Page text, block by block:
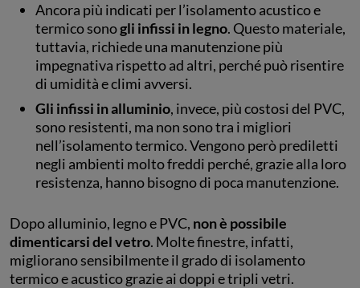
Ancora più indicati per l’isolamento acustico e
termico sonogli infissi in legno. Questo materiale,
tuttavia, richiede una manutenzione più
impegnativa rispetto ad altri, perché può risentire
di umidità e climi avversi.
Gli infissi in alluminio, invece, più costosi del PVC,
sono resistenti, ma non sono tra i migliori
nell’isolamento termico. Vengono però prediletti
negli ambienti molto freddi perché, grazie alla loro
resistenza, hanno bisogno di poca manutenzione.
Dopo alluminio, legno e PVC, non è possibile
dimenticarsi del vetro. Molte finestre, infatti,
migliorano sensibilmente il grado di isolamento
termico e acustico grazie ai doppi e tripli vetri.